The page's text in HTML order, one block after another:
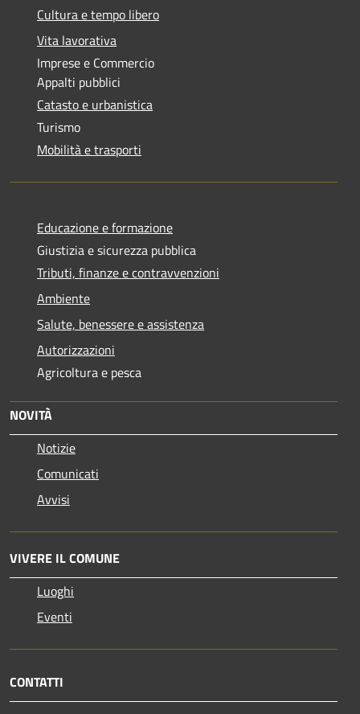
Cultura e tempo libero
Vita lavorativa
Imprese e Commercio
Appalti pubblici
Catasto e urbanistica
Turismo
Mobilità e trasporti
Educazione e formazione
Giustizia e sicurezza pubblica
Tributi, finanze e contravvenzioni
Ambiente
Salute, benessere e assistenza
Autorizzazioni
Agricoltura e pesca
NOVITÀ
Notizie
Comunicati
Avvisi
VIVERE IL COMUNE
Luoghi
Eventi
CONTATTI